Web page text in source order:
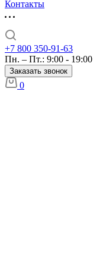
Контакты
+7 800 350-91-63
Пн. – Пт.: 9:00 - 19:00
Заказать звонок
0